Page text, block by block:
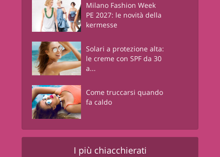
Milano Fashion Week
PE 2027: le novità della
kermesse
Solari a protezione alta:
le creme con SPF da 30
a...
Come truccarsi quando
fa caldo
I più chiacchierati